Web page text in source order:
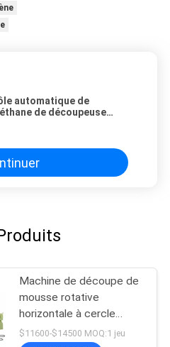
automatique de
de découpeuse
Machine de découpe de
mousse rotative
horizontale à cercle
automatique
$11600-$14500 MOQ:1 jeu